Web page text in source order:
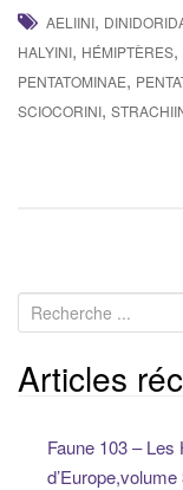
AELIINI,
HALYINI, HÉMIPTÈRES,
PENTATOMINAE,
SCIOCORINI,
e
c
hArticles
Faune 103 –
d’Europe,volume